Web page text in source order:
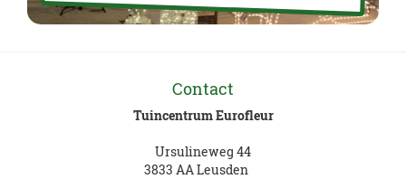
Contact
Tuincentrum Eurofleur
Ursulineweg 44
3833 AA Leusden